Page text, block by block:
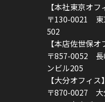
【本社東京オフ
〒130-0021 東
502
【本店佐世保オ
〒857-0052 長
ンビル205
【大分オフィス】
〒870-0027 大